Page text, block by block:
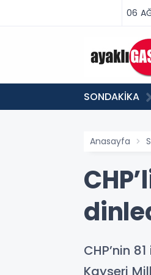
06
SONDAKİKA
Anasayfa
CHP’nin
Kayseri